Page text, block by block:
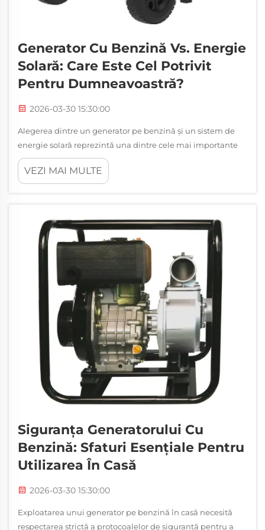
Generator Cu Benzină Vs. Energie
Solară: Care Este Cel Potrivit
Pentru Dumneavoastră?
2026-03-30 15:30:00
Alegerea dintre un generator pe benzină și un sistem de
energie solară reprezintă una dintre cele mai importante
decizii energetice pentru proprietarii de locuințe,
întreprinderi și entuziaștii activităților în aer liber. Această
VEZI MAI MULTE
Siguranța Generatorului Cu
Benzină: Sfaturi Esențiale Pentru
Utilizarea În Casă
2026-03-30 15:30:00
Exploatarea unui generator pe benzină în casă necesită
respectarea strictă a protocoalelor de siguranță pentru a